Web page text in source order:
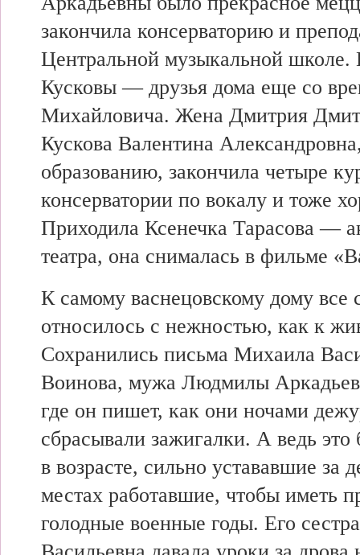
закончила консерваторию и
Центральной музыкальной школе.
Кусковы — друзья дома еще со
Михайловича. Жена Дмитрия
Кускова Валентина
образованию, закончила четыре
консерватории по вокалу и тоже
Приходила Ксенечка Тарасова —
театра, она снималась в фильме
К самому васнецовскому дому все
относилось с нежностью, как к
Сохранились письма Михаила
Воинова, мужа Людмилы
где он пишет, как они ночами
сбрасывали зажигалки. А ведь
в возрасте, сильно устававшие за
местах работавшие, чтобы иметь
голодные военные годы. Его